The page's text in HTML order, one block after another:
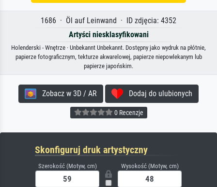
1686 · Öl auf Leinwand · ID zdjęcia: 4352
Artyści niesklasyfikowani
Holenderski - Wnętrze · Unbekannt Unbekannt. Dostępny jako wydruk na płótnie,
papierze fotograficznym, tekturze akwarelowej, papierze niepowlekanym lub
papierze japońskim.
Zobacz w 3D / AR Dodaj do ulubionych
0 Recenzje
Skonfiguruj druk artystyczny
Szerokość (Motyw, cm) Wysokość (Motyw, cm)